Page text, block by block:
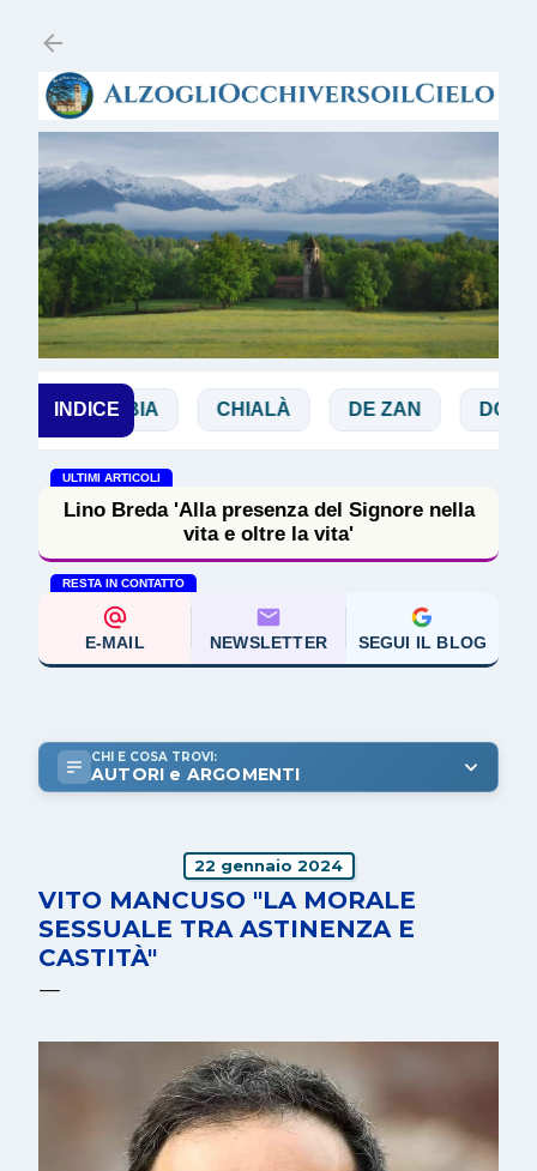
INDICE
BIBBIA CHIALÀ DE ZAN DOGLIO
ULTIMI ARTICOLI
Lino Breda 'Alla presenza del Signore nella
vita e oltre la vita'
RESTA IN CONTATTO
E-MAIL NEWSLETTER SEGUI IL BLOG
CHI E COSA TROVI:
AUTORI e ARGOMENTI
22 gennaio 2024
VITO MANCUSO "LA MORALE
SESSUALE TRA ASTINENZA E
CASTITÀ"